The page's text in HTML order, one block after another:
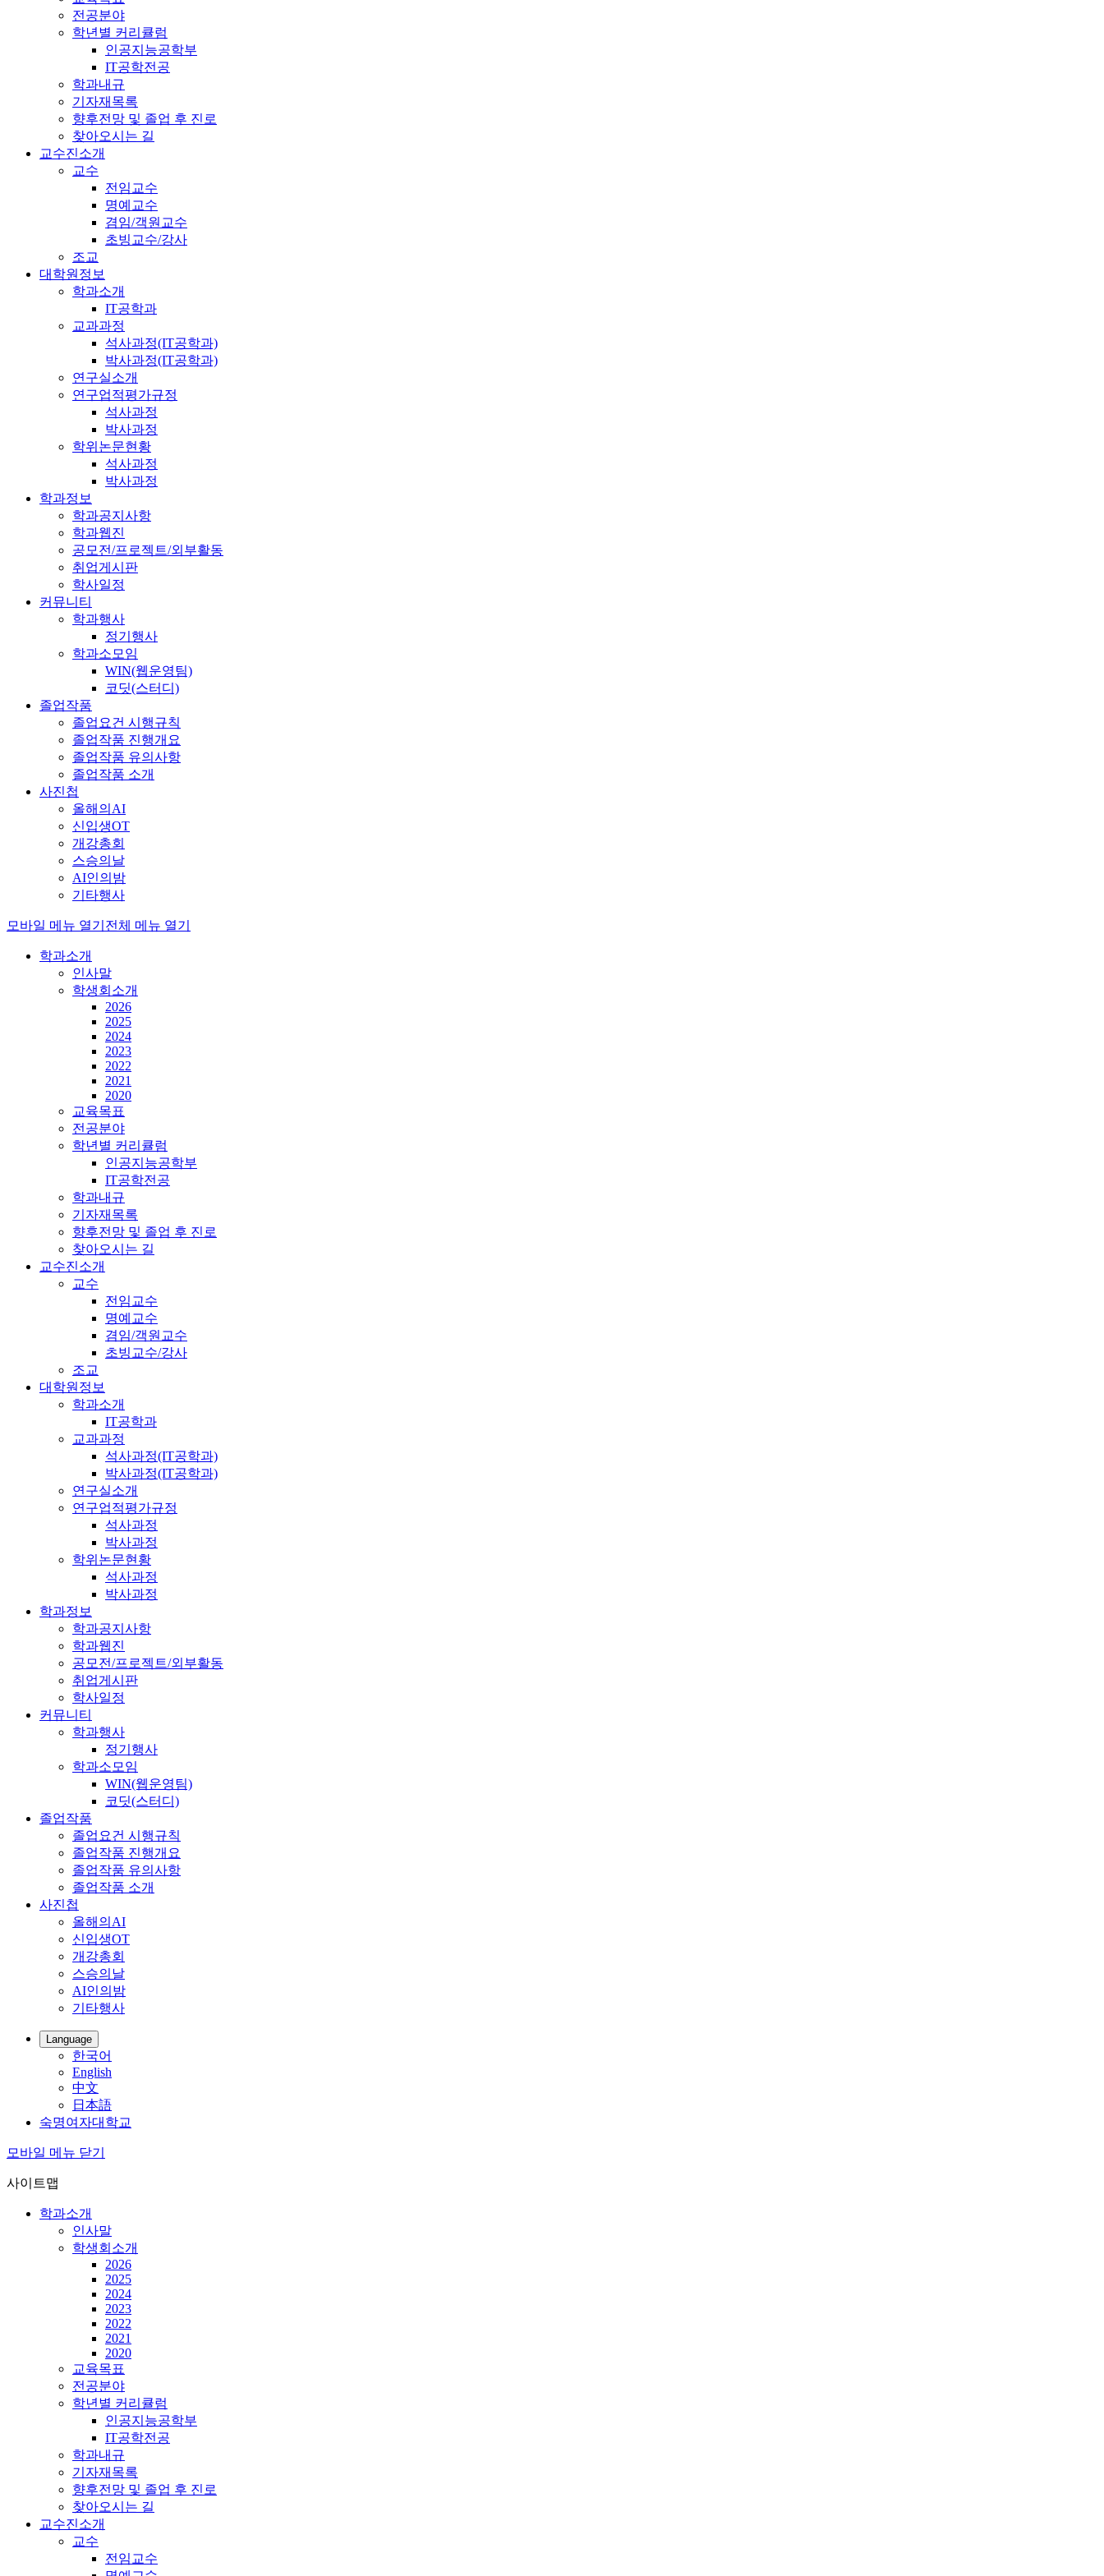
전공분야
학년별 커리큘럼
인공지능공학부
IT공학전공
학과내규
기자재목록
향후전망 및 졸업 후 진로
찾아오시는 길
교수진소개
교수
전임교수
명예교수
겸임/객원교수
초빙교수/강사
조교
대학원정보
학과소개
IT공학과
교과과정
석사과정(IT공학과)
박사과정(IT공학과)
연구실소개
연구업적평가규정
석사과정
박사과정
학위논문현황
석사과정
박사과정
학과정보
학과공지사항
학과웹진
공모전/프로젝트/외부활동
취업게시판
학사일정
커뮤니티
학과행사
정기행사
학과소모임
WIN(웹운영팀)
코딧(스터디)
졸업작품
졸업요건 시행규칙
졸업작품 진행개요
졸업작품 유의사항
졸업작품 소개
사진첩
올해의AI
신입생OT
개강총회
스승의날
AI인의밤
기타행사
모바일 메뉴 열기 전체 메뉴 열기
학과소개
인사말
학생회소개
2026
2025
2024
2023
2022
2021
2020
교육목표
전공분야
학년별 커리큘럼
인공지능공학부
IT공학전공
학과내규
기자재목록
향후전망 및 졸업 후 진로
찾아오시는 길
교수진소개
교수
전임교수
명예교수
겸임/객원교수
초빙교수/강사
조교
대학원정보
학과소개
IT공학과
교과과정
석사과정(IT공학과)
박사과정(IT공학과)
연구실소개
연구업적평가규정
석사과정
박사과정
학위논문현황
석사과정
박사과정
학과정보
학과공지사항
학과웹진
공모전/프로젝트/외부활동
취업게시판
학사일정
커뮤니티
학과행사
정기행사
학과소모임
WIN(웹운영팀)
코딧(스터디)
졸업작품
졸업요건 시행규칙
졸업작품 진행개요
졸업작품 유의사항
졸업작품 소개
사진첩
올해의AI
신입생OT
개강총회
스승의날
AI인의밤
기타행사
Language
한국어
English
中文
日本語
숙명여자대학교
모바일 메뉴 닫기
사이트맵
학과소개
인사말
학생회소개
2026
2025
2024
2023
2022
2021
2020
교육목표
전공분야
학년별 커리큘럼
인공지능공학부
IT공학전공
학과내규
기자재목록
향후전망 및 졸업 후 진로
찾아오시는 길
교수진소개
교수
전임교수